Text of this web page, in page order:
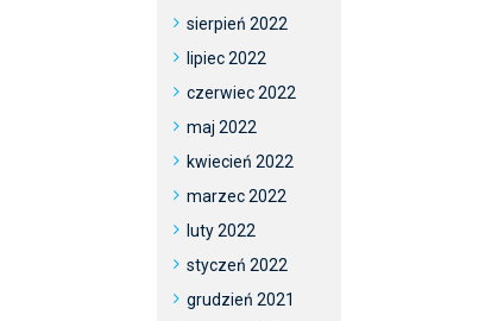
sierpień 2022
lipiec 2022
czerwiec 2022
maj 2022
kwiecień 2022
marzec 2022
luty 2022
styczeń 2022
grudzień 2021